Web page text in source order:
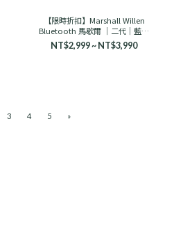
【限時折扣】Marshall Willen
Bluetooth 馬歇爾 ｜二代｜藍芽
音響 古銅黑/奶油白
NT$2,999 ~ NT$3,990
3 4 5 »